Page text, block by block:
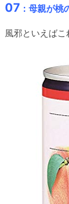
07 ：母親が桃
風邪といえばこ